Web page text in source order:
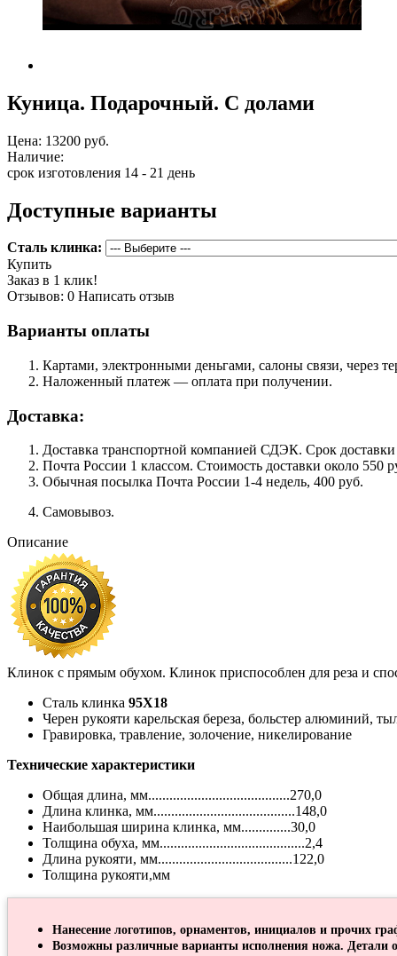
Куница. Подарочный. С долами
Цена: 13200 руб.
Наличие:
срок изготовления 14 - 21 день
Доступные варианты
Сталь клинка:
Купить
Заказ в 1 клик!
Отзывов: 0 Написать отзыв
Варианты оплаты
Картами, электронными деньгами, салоны связи, через
Наложенный платеж — оплата при получении.
Доставка:
Доставка транспортной компанией СДЭК. Срок
Почта России 1 классом. Cтоимость доставки около 550
Обычная посылка Почта России 1-4 недель, 400 руб.
Самовывоз.
Описание
Клинок с прямым обухом. Клинок приспособлен для реза и
Сталь клинка 95Х18
Черен рукояти карельская береза, больстер алюминий,
Гравировка, травление, золочение, никелирование
Технические характеристики
Общая длина, мм........................................270,0
Длина клинка, мм........................................148,0
Наибольшая ширина клинка, мм..............30,0
Толщина обуха, мм.........................................2,4
Длина рукояти, мм......................................122,0
Толщина рукояти,мм
Нанесение логотипов, орнаментов, инициалов и прочих
Возможны различные варианты исполнения ножа. Детали